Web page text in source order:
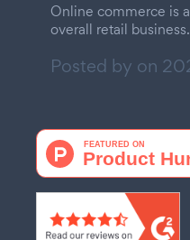
Online commerce is
overall retail business.
Posted by on